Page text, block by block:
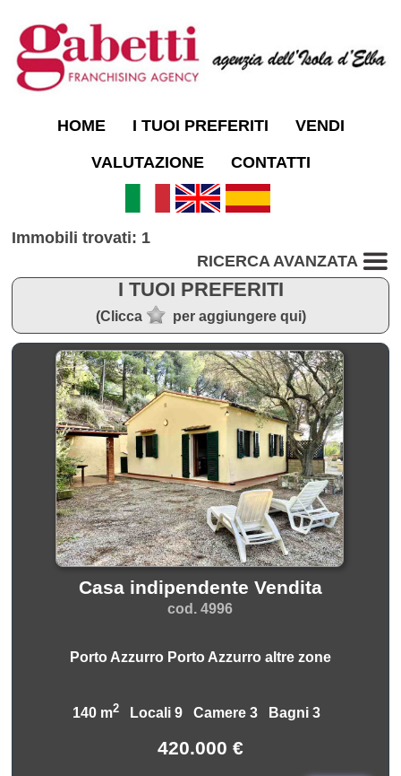
HOME I TUOI PREFERITI VENDI
VALUTAZIONE CONTATTI
Immobili trovati: 1
RICERCA AVANZATA
I TUOI PREFERITI
(Clicca per aggiungere qui)
Casa indipendente Vendita
cod. 4996
Porto Azzurro Porto Azzurro altre zone
140 m2 Locali 9 Camere 3 Bagni 3
420.000 €